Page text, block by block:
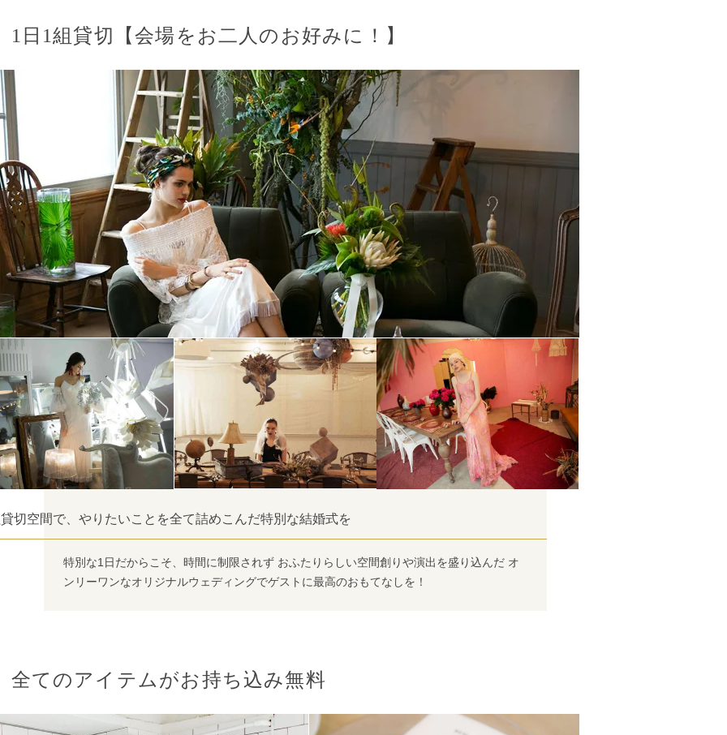
1日1組貸切【会場をお二人のお好みに！】
切空間で、やりたいことを全て詰めこんだ特別な結婚式を
特別な1日だからこそ、時間に制限されず おふたりらしい空間創りや演出を盛り込んだ オ
ンリーワンなオリジナルウェディングでゲストに最高のおもてなしを！
全てのアイテムがお持ち込み無料